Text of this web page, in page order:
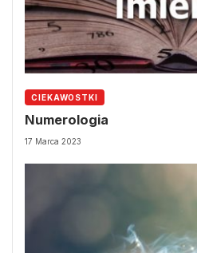
CIEKAWOSTKI
Numerologia
17 Marca 2023